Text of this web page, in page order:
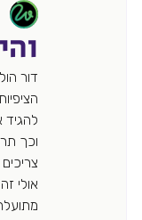
מקורות גיוס
דור
וכך
אולי